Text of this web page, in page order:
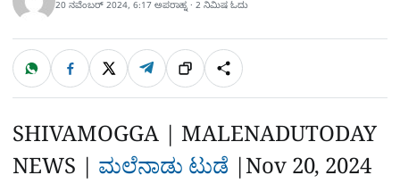
20 ನವೆಂಬರ್ 2024, 6:17 ಅಪರಾಹ್ನ · 2 ನಿಮಿಷ ಓದು
ಹಂಚಿಕೊಳ್ಳಿ
W
a
t
p
p
F
c
e
o
k
X T
l
e
a
m
ಲಿಂ
ಕ್
S
h
a
r
e
SHIVAMOGGA | MALENADUTODAY
NEWS | ಮಲೆನಾಡು ಟುಡೆ |Nov 20, 2024